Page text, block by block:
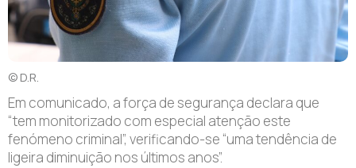
© D.R.
Em comunicado, a força de segurança declara que
“tem monitorizado com especial atenção este
fenómeno criminal”, verificando-se “uma tendência de
ligeira diminuição nos últimos anos”.